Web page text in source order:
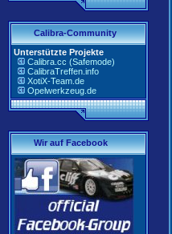
Calibra-Community
Unterstützte Projekte
Calibra.cc (Safemode)
CalibraTreffen.info
XotiX-Team.de
Opelwerkzeug.de
Wir auf Facebook